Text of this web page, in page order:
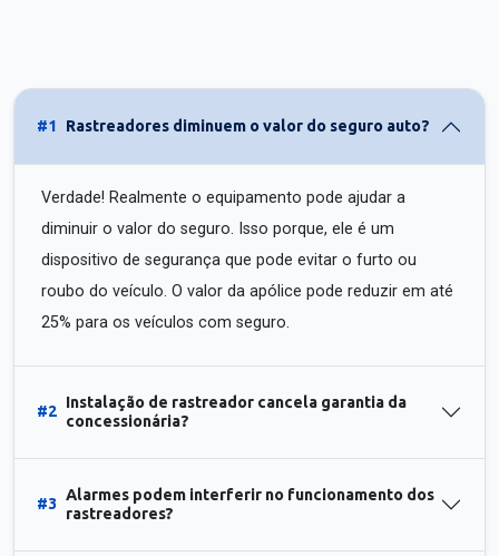
#1 Rastreadores diminuem o valor do seguro auto?
Verdade! Realmente o equipamento pode ajudar a
diminuir o valor do seguro. Isso porque, ele é um
dispositivo de segurança que pode evitar o furto ou
roubo do veículo. O valor da apólice pode reduzir em até
25% para os veículos com seguro.
#2
Instalação de rastreador cancela garantia da
concessionária?
#3
Alarmes podem interferir no funcionamento dos
rastreadores?